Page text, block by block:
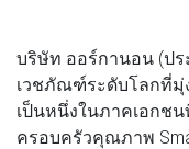
บริษัท ออร์กานอน (ปร
เวชภัณฑ์ระดับโลกที่มุ่
เป็นหนึ่งในภาคเอกช
ครอบครัวคุณภาพ